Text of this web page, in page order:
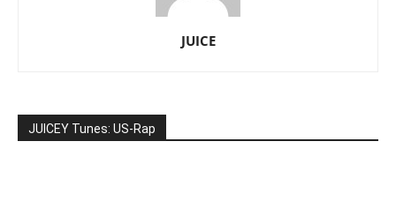
JUICE
JUICEY Tunes: US-Rap